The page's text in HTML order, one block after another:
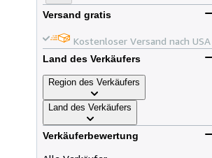
Versand gratis
Kostenloser Versand nach USA
Land des Verkäufers
Region des Verkäufers
Land des Verkäufers
Verkäuferbewertung